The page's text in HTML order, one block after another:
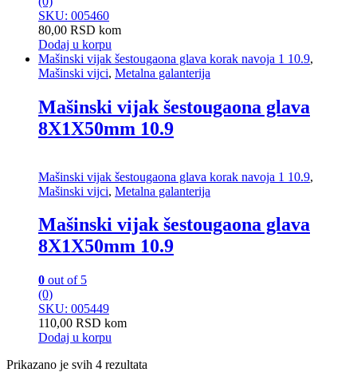
SKU: 005460
80,00 RSD kom
Dodaj u korpu
Mašinski vijak šestougaona glava korak navoja 1 10.9,
Mašinski vijci, Metalna galanterija
Mašinski vijak šestougaona glava
8X1X50mm 10.9
Mašinski vijak šestougaona glava korak navoja 1 10.9,
Mašinski vijci, Metalna galanterija
Mašinski vijak šestougaona glava
8X1X50mm 10.9
0 out of 5
(0)
SKU: 005449
110,00 RSD kom
Dodaj u korpu
Prikazano je svih 4 rezultata